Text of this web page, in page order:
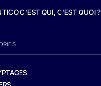
C'EST QUI, C'EST QUOI ?